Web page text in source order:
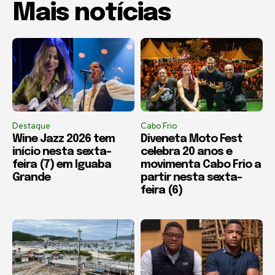
Mais notícias
Destaque
Wine Jazz 2026 tem
início nesta sexta-
feira (7) em Iguaba
Grande
Cabo Frio
Diveneta Moto Fest
celebra 20 anos e
movimenta Cabo Frio a
partir nesta sexta-
feira (6)